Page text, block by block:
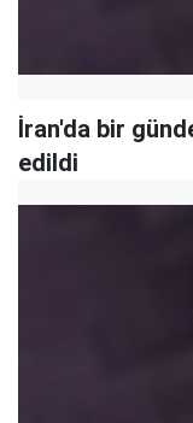
İran'da bir
edildi